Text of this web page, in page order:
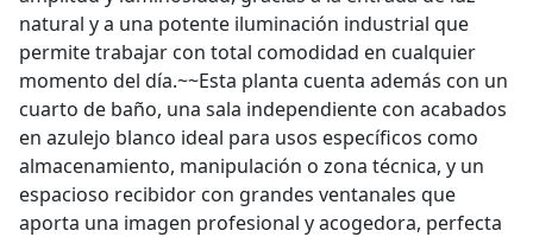
natural y a una potente iluminación industrial que
permite trabajar con total comodidad en cualquier
momento del día.~~Esta planta cuenta además con un
cuarto de baño, una sala independiente con acabados
en azulejo blanco ideal para usos específicos como
almacenamiento, manipulación o zona técnica, y un
espacioso recibidor con grandes ventanales que
aporta una imagen profesional y acogedora, perfecta